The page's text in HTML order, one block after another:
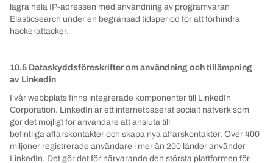
lagra hela IP-adressen med användning av programvaran
Elasticsearch under en begränsad tidsperiod för att förhindra
hackerattacker.
10.5 Dataskyddsföreskrifter om användning och tillämpning
av Linkedin
I vår webbplats finns integrerade komponenter till LinkedIn
Corporation. LinkedIn är ett internetbaserat socialt nätverk som
gör det möjligt för användare att ansluta till
befintliga affärskontakter och skapa nya affärskontakter. Över 400
miljoner registrerade användare i mer än 200 länder använder
LinkedIn. Det gör det för närvarande den största plattformen för